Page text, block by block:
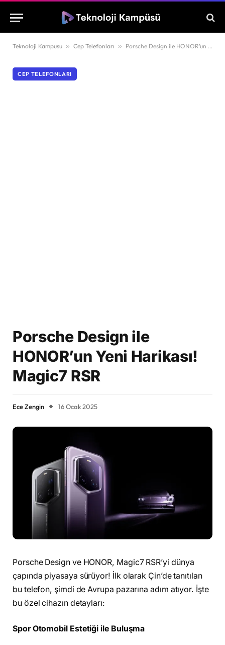
Teknoloji Kampusu » Cep Telefonları » Porsche Design ile HONOR’un Yeni Harikası! Magic7 RSR
CEP TELEFONLARI
Porsche Design ile
HONOR’un Yeni Harikası!
Magic7 RSR
Ece Zengin 16 Ocak 2025
Porsche Design ve HONOR, Magic7 RSR’yi dünya
çapında piyasaya sürüyor! İlk olarak Çin’de tanıtılan
bu telefon, şimdi de Avrupa pazarına adım atıyor. İşte
bu özel cihazın detayları:
Spor Otomobil Estetiği ile Buluşma